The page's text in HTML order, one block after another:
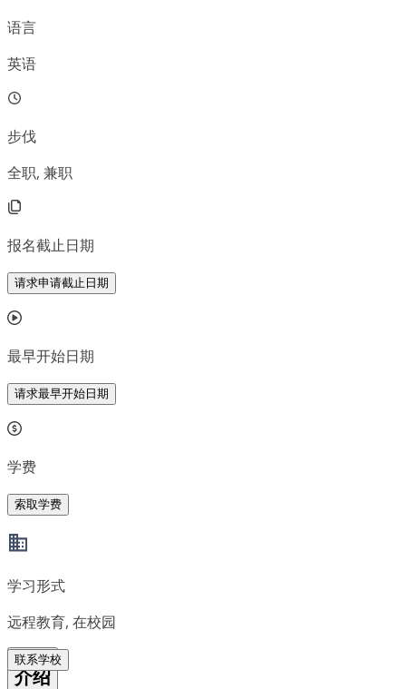
语言
英语
步伐
全职, 兼职
报名截止日期
请求申请截止日期
最早开始日期
请求最早开始日期
学费
索取学费
学习形式
远程教育, 在校园
联系学校
介绍